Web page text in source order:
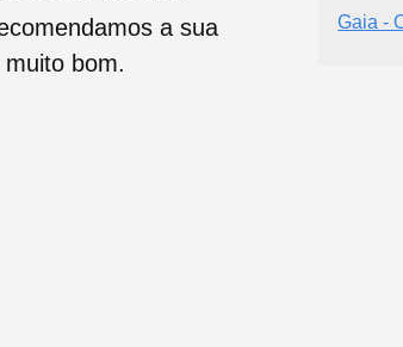
a sua
bom.
Gaia -